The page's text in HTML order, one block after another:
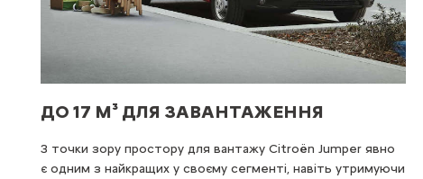
ЕТАЛОН ЗАВАНТАЖЕННЯ
Citroën Jumper справді виділяється у своєму сегменті, він
максимально спрощує завантаження. Дві задні навісні